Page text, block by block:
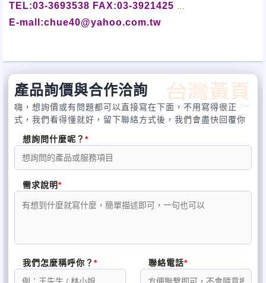
TEL:03-3693538 FAX:03-3921425
E-mall:chue40@yahoo.com.tw
產品詢價與合作洽詢
嗨，想詢價或有問題都可以直接寫在下面，不用寫得很正
式，我們看得懂就好，留下聯絡方式後，我們會盡快回覆你
想詢問什麼呢？
需求說明
我們怎麼稱呼你？ 聯絡電話